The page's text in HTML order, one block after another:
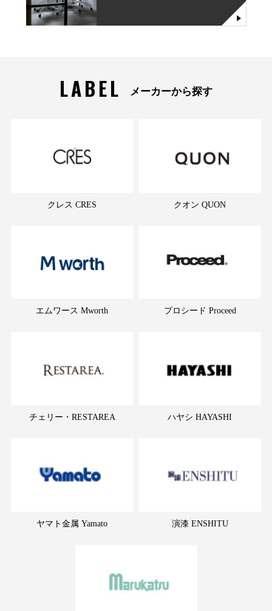
LABEL メーカーから探す
クレス CRES クオン QUON
エムワース Mworth プロシード Proceed
チェリー・RESTAREA ハヤシ HAYASHI
ヤマト金属 Yamato 演漆 ENSHITU